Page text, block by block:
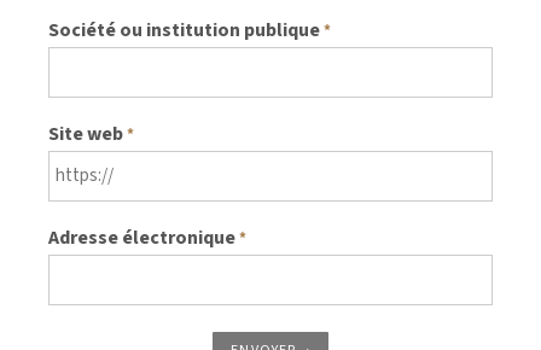
Société ou institution publique*
Site web*
Adresse électronique*